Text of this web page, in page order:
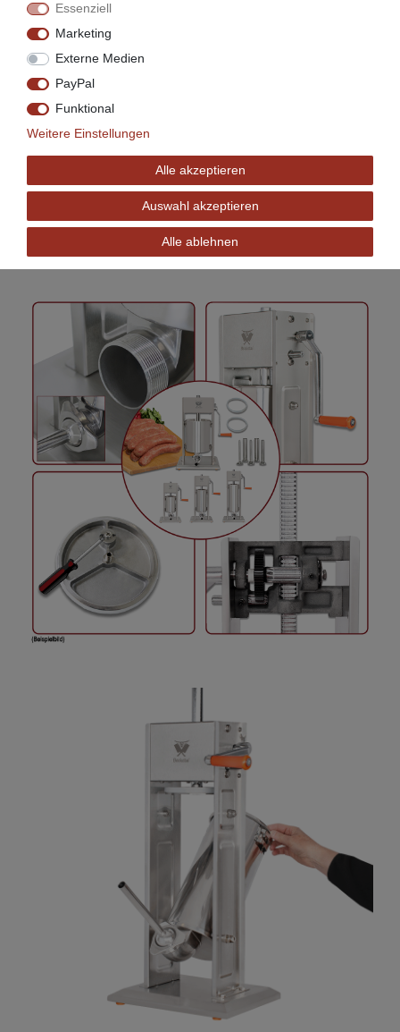
Essenziell
Marketing
Externe Medien
PayPal
Funktional
Weitere Einstellungen
Alle akzeptieren
Auswahl akzeptieren
Alle ablehnen